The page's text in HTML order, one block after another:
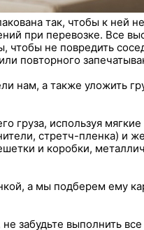
так, чтобы к ней
при перевозке. Все
чтобы не повредить
повторного
нам, а также уложить
груза, используя
стретч-пленка) и
и коробки,
а мы подберем ему
забудьте выполнить